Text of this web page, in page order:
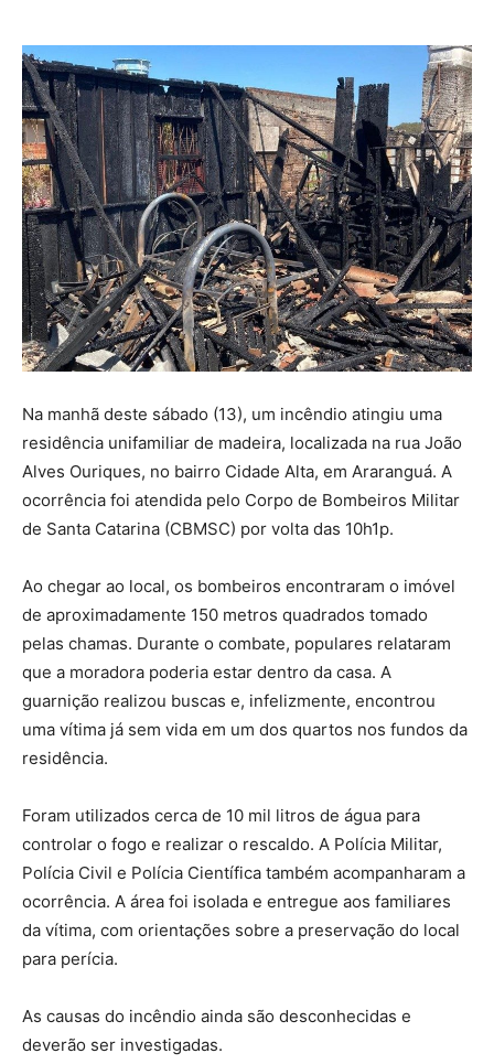
Na manhã deste sábado (13), um incêndio atingiu uma
residência unifamiliar de madeira, localizada na rua João
Alves Ouriques, no bairro Cidade Alta, em Araranguá. A
ocorrência foi atendida pelo Corpo de Bombeiros Militar
de Santa Catarina (CBMSC) por volta das 10h1p.
Ao chegar ao local, os bombeiros encontraram o imóvel
de aproximadamente 150 metros quadrados tomado
pelas chamas. Durante o combate, populares relataram
que a moradora poderia estar dentro da casa. A
guarnição realizou buscas e, infelizmente, encontrou
uma vítima já sem vida em um dos quartos nos fundos da
residência.
Foram utilizados cerca de 10 mil litros de água para
controlar o fogo e realizar o rescaldo. A Polícia Militar,
Polícia Civil e Polícia Científica também acompanharam a
ocorrência. A área foi isolada e entregue aos familiares
da vítima, com orientações sobre a preservação do local
para perícia.
As causas do incêndio ainda são desconhecidas e
deverão ser investigadas.